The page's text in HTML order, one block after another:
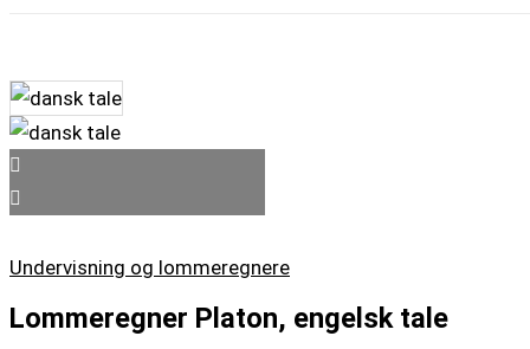
Undervisning og lommeregnere
Lommeregner Platon, engelsk tale